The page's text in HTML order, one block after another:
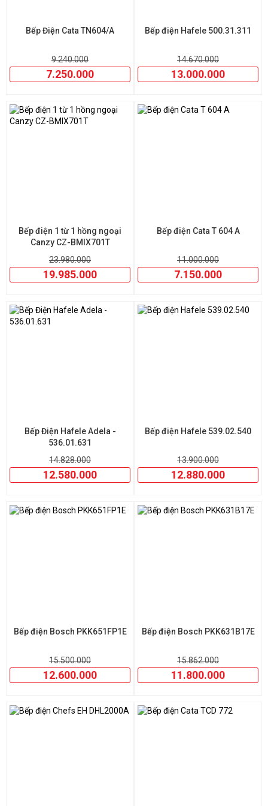
Bếp Điện Cata TN604/A
9.240.000
7.250.000
Bếp điện Hafele 500.31.311
14.670.000
13.000.000
Bếp điện 1 từ 1 hồng ngoại
Canzy CZ-BMIX701T
23.980.000
19.985.000
Bếp điện Cata T 604 A
11.000.000
7.150.000
Bếp Điện Hafele Adela -
536.01.631
14.828.000
12.580.000
Bếp điện Hafele 539.02.540
13.900.000
12.880.000
Bếp điện Bosch PKK651FP1E
15.500.000
12.600.000
Bếp điện Bosch PKK631B17E
15.862.000
11.800.000